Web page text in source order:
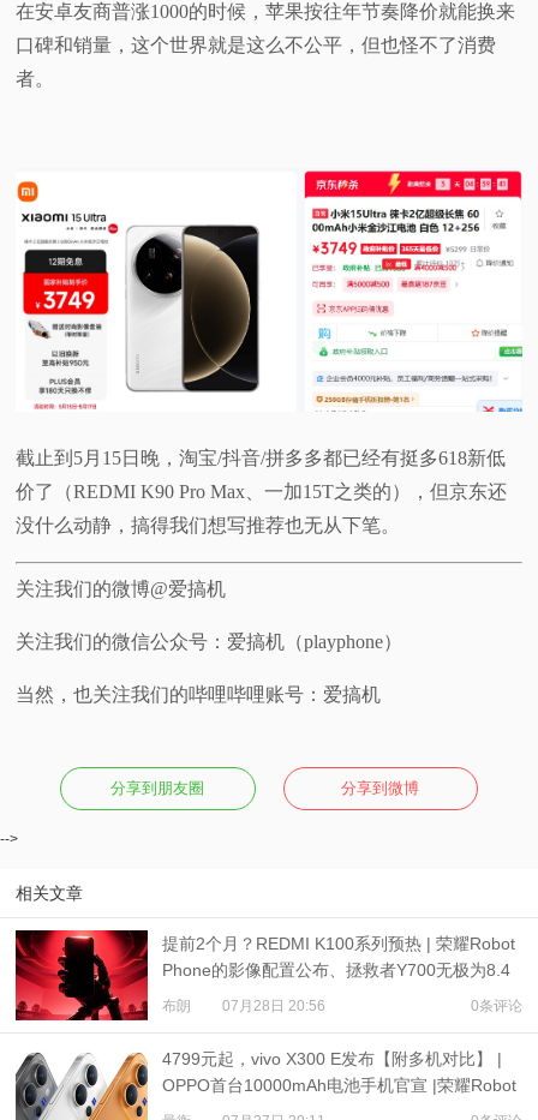
在安卓友商普涨1000的时候，苹果按往年节奏降价就能换来
口碑和销量，这个世界就是这么不公平，但也怪不了消费
者。
截止到5月15日晚，淘宝/抖音/拼多多都已经有挺多618新低
价了（REDMI K90 Pro Max、一加15T之类的），但京东还
没什么动静，搞得我们想写推荐也无从下笔。
关注我们的微博@爱搞机
关注我们的微信公众号：爱搞机（playphone）
当然，也关注我们的哔哩哔哩账号：爱搞机
分享到朋友圈 分享到微博
-->
相关文章
提前2个月？REDMI K100系列预热 | 荣耀Robot
Phone的影像配置公布、拯救者Y700无极为8.4
英寸屏
布朗 07月28日 20:56 0条评论
4799元起，vivo X300 E发布【附多机对比】 |
OPPO首台10000mAh电池手机官宣 |荣耀Robot
Phone定档